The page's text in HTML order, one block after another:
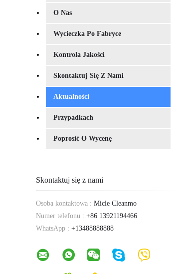
O Nas
Wycieczka Po Fabryce
Kontrola Jakości
Skontaktuj Się Z Nami
Aktualności
Przypadkach
Poprosić O Wycenę
Skontaktuj się z nami
Osoba kontaktowa : Micle Cleanmo
Numer telefonu : +86 13921194466
WhatsApp : +13488888888